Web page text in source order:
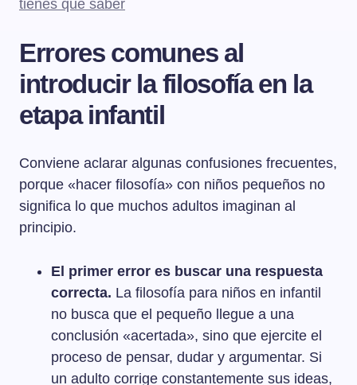
tienes que saber
Errores comunes al
introducir la filosofía en la
etapa infantil
Conviene aclarar algunas confusiones frecuentes,
porque «hacer filosofía» con niños pequeños no
significa lo que muchos adultos imaginan al
principio.
El primer error es buscar una respuesta
correcta. La filosofía para niños en infantil
no busca que el pequeño llegue a una
conclusión «acertada», sino que ejercite el
proceso de pensar, dudar y argumentar. Si
un adulto corrige constantemente sus ideas,